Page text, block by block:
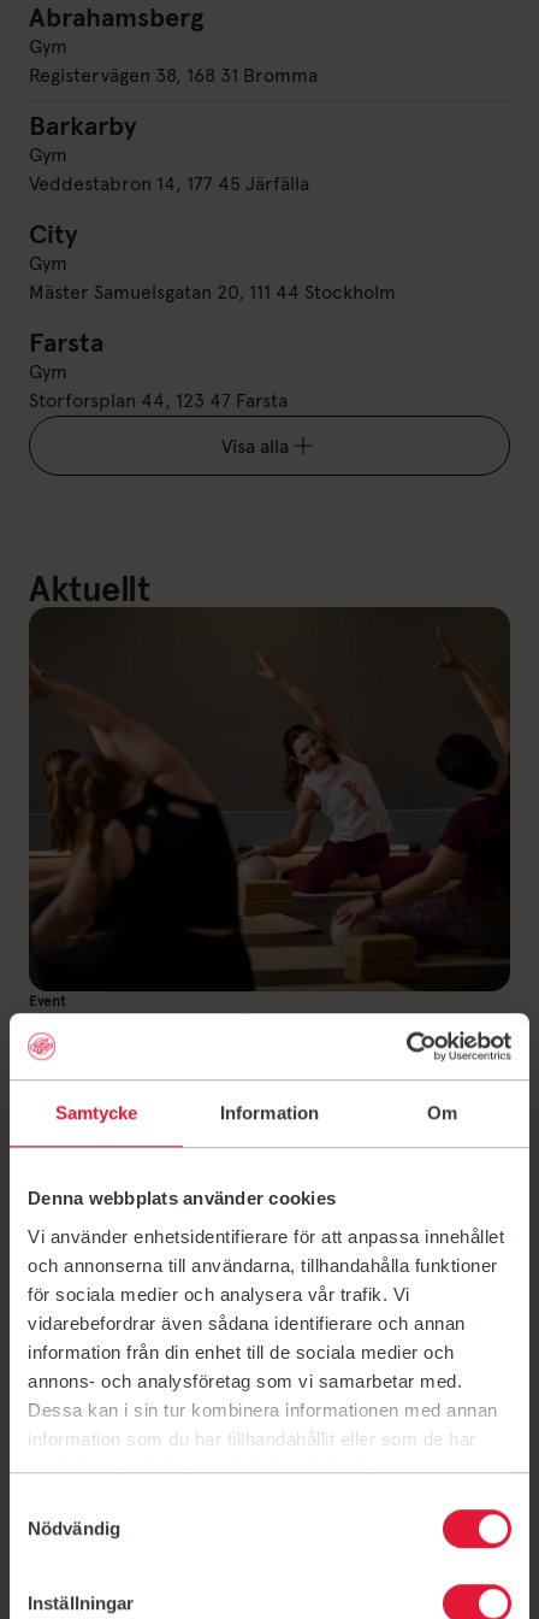
Samtycke Information Om
Denna webbplats använder cookies
Vi använder enhetsidentifierare för att anpassa innehållet
och annonserna till användarna, tillhandahålla funktioner
för sociala medier och analysera vår trafik. Vi
vidarebefordrar även sådana identifierare och annan
information från din enhet till de sociala medier och
annons- och analysföretag som vi samarbetar med.
Dessa kan i sin tur kombinera informationen med annan
information som du har tillhandahållit eller som de har
samlat in när du har använt deras tjänster.
Nödvändig
Inställningar
Abrahamsberg
Abrahamsberg
Gym
Registervägen 38, 168 31 Bromma
Barkarby
Barkarby
Gym
Veddestabron 14, 177 45 Järfälla
City
City
Gym
Mäster Samuelsgatan 20, 111 44 Stockholm
Farsta
Farsta
Gym
Storforsplan 44, 123 47 Farsta
Visa alla
Aktuellt
Event
Välkommen på
Pilatespremiär!
Pilatespremiär – och det vill vi fira tillsammans med
dig!